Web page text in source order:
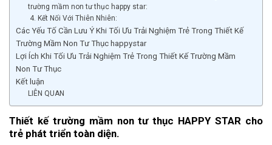
trường mầm non tư thục happy star:
4. Kết Nối Với Thiên Nhiên:
Các Yếu Tố Cần Lưu Ý Khi Tối Ưu Trải Nghiệm Trẻ Trong Thiết Kế
Trường Mầm Non Tư Thục happystar
Lợi Ích Khi Tối Ưu Trải Nghiệm Trẻ Trong Thiết Kế Trường Mầm
Non Tư Thục
Kết luận
LIÊN QUAN
Thiết kế trường mầm non tư thục HAPPY STAR cho
trẻ phát triển toàn diện.